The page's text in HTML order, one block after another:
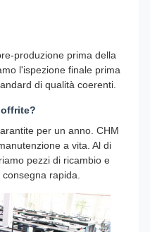
produzione prima della
l'ispezione finale prima
di qualità coerenti.
per un anno. CHM
a vita. Al di
pezzi di ricambio e
rapida.